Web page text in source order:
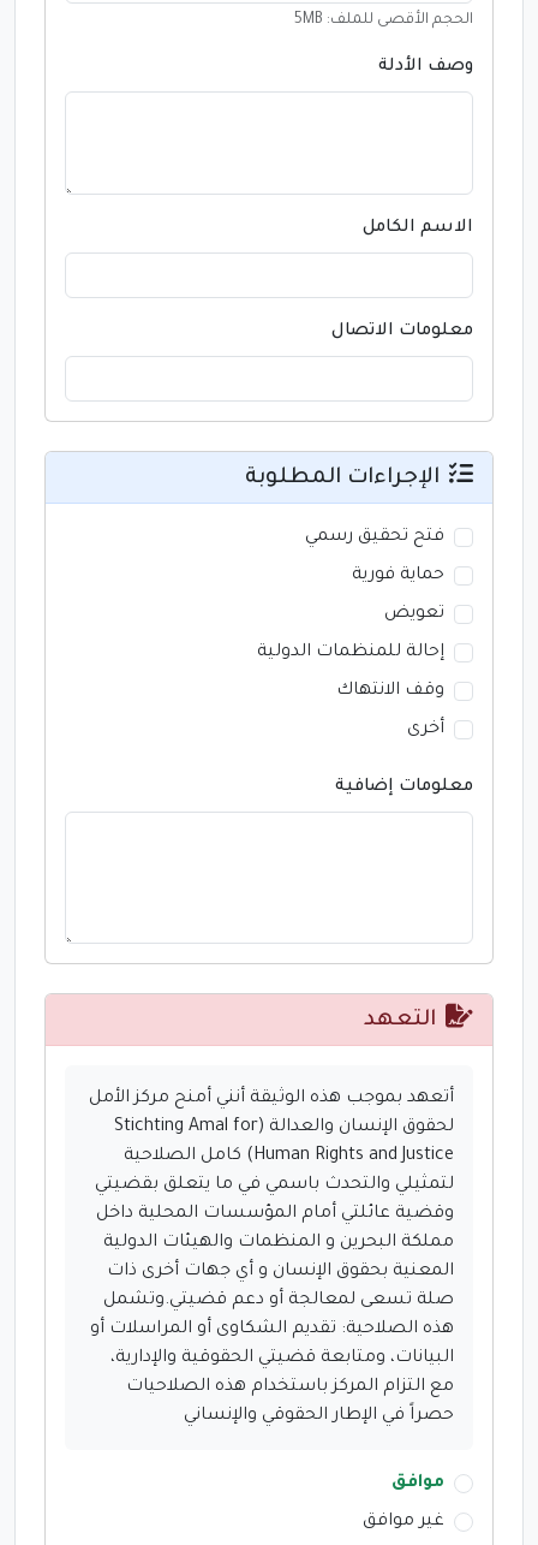
الحجم الأقصى للملف: 5MB
وصف الأدلة
الاسم الكامل
معلومات الاتصال
الإجراءات المطلوبة
فتح تحقيق رسمي
حماية فورية
تعويض
إحالة للمنظمات الدولية
وقف الانتهاك
أخرى
معلومات إضافية
التعهد
أتعهد بموجب هذه الوثيقة أنني أمنح مركز الأمل
لحقوق الإنسان والعدالة (Stichting Amal for
Human Rights and Justice) كامل الصلاحية
لتمثيلي والتحدث باسمي في ما يتعلق بقضيتي
وقضية عائلتي أمام المؤسسات المحلية داخل
مملكة البحرين و المنظمات والهيئات الدولية
المعنية بحقوق الإنسان و أي جهات أخرى ذات
صلة تسعى لمعالجة أو دعم قضيتي.وتشمل
هذه الصلاحية: تقديم الشكاوى أو المراسلات أو
البيانات، ومتابعة قضيتي الحقوقية والإدارية،
مع التزام المركز باستخدام هذه الصلاحيات
حصراً في الإطار الحقوقي والإنساني
موافق
غير موافق